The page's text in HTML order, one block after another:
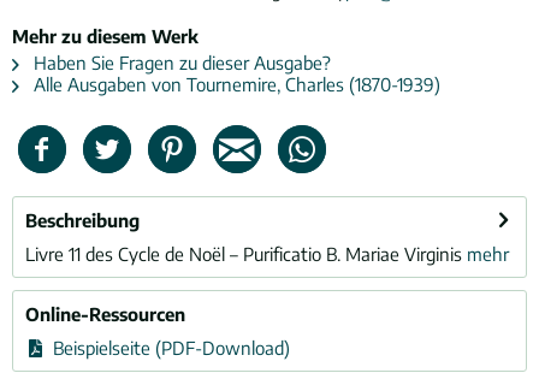
Mehr zu diesem Werk
Haben Sie Fragen zu dieser Ausgabe?
Alle Ausgaben von Tournemire, Charles (1870-1939)
Beschreibung
Livre 11 des Cycle de Noël – Purificatio B. Mariae Virginis mehr
Online-Ressourcen
Beispielseite (PDF-Download)